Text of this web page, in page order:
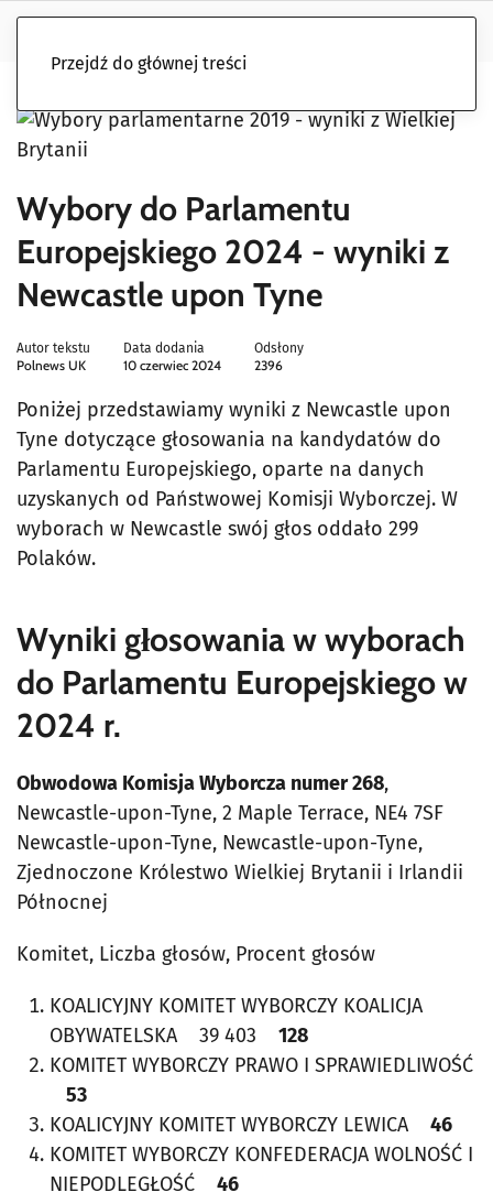
Przejdź do głównej treści
Wybory do Parlamentu
Europejskiego 2024 - wyniki z
Newcastle upon Tyne
Autor tekstu
Polnews UK
Data dodania
10 czerwiec 2024
Odsłony
2396
Poniżej przedstawiamy wyniki z Newcastle upon
Tyne dotyczące głosowania na kandydatów do
Parlamentu Europejskiego, oparte na danych
uzyskanych od Państwowej Komisji Wyborczej. W
wyborach w Newcastle swój głos oddało 299
Polaków.
Wyniki głosowania w wyborach
do Parlamentu Europejskiego w
2024 r.
Obwodowa Komisja Wyborcza numer 268,
Newcastle-upon-Tyne, 2 Maple Terrace, NE4 7SF
Newcastle-upon-Tyne, Newcastle-upon-Tyne,
Zjednoczone Królestwo Wielkiej Brytanii i Irlandii
Północnej
Komitet, Liczba głosów, Procent głosów
KOALICYJNY KOMITET WYBORCZY KOALICJA
OBYWATELSKA 39 403 128
KOMITET WYBORCZY PRAWO I SPRAWIEDLIWOŚĆ
53
KOALICYJNY KOMITET WYBORCZY LEWICA 46
KOMITET WYBORCZY KONFEDERACJA WOLNOŚĆ I
NIEPODLEGŁOŚĆ 46